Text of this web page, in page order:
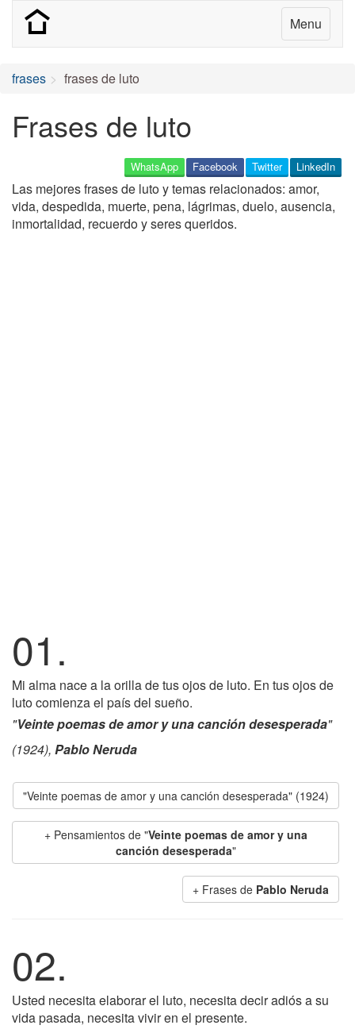
Menu
frases frases de luto
Frases de luto
LinkedIn
Twitter
Facebook
WhatsApp
Las mejores frases de luto y temas relacionados: amor,
vida, despedida, muerte, pena, lágrimas, duelo, ausencia,
inmortalidad, recuerdo y seres queridos.
01.
Mi alma nace a la orilla de tus ojos de luto. En tus ojos de
luto comienza el país del sueño.
"Veinte poemas de amor y una canción desesperada"
(1924), Pablo Neruda
"Veinte poemas de amor y una canción desesperada" (1924)
+ Pensamientos de "Veinte poemas de amor y una
canción desesperada"
+ Frases de Pablo Neruda
02.
Usted necesita elaborar el luto, necesita decir adiós a su
vida pasada, necesita vivir en el presente.